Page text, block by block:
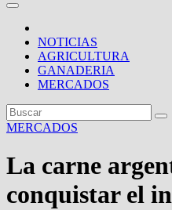
NOTICIAS
AGRICULTURA
GANADERIA
MERCADOS
MERCADOS
La carne
conquistar el